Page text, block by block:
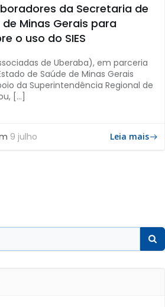
da Secretaria de
Minas Gerais para
o uso do SIES
de Uberaba), em parceria
de Saúde de Minas Gerais
da Superintendência Regional de
[…]
9 julho Leia mais